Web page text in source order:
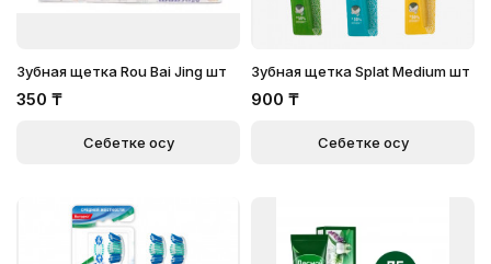
Зубная щетка Rou Bai Jing шт
350 ₸
Себетке қосу
Зубная щетка Splat Medium шт
900 ₸
Себетке қосу